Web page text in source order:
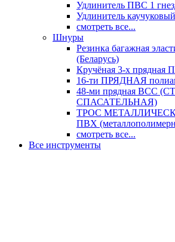
Удлинитель ПВС 1
Удлинитель
смотреть все...
Шнуры
Резинка багажная
(Беларусь)
Кручёная 3-х
16-ти ПРЯДНАЯ
48-ми прядная ВСС
СПАСАТЕЛЬНАЯ)
ТРОС
ПВХ
смотреть все...
Все инструменты